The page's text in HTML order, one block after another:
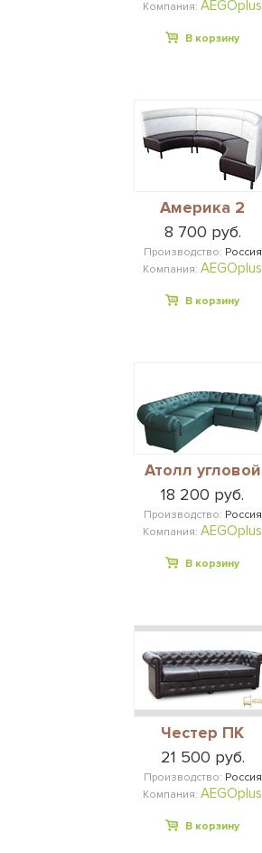
Компания: AEGOplus
В корзину
Америка 2
8 700 руб.
Производство: Россия
Компания: AEGOplus
В корзину
Атолл угловой
18 200 руб.
Производство: Россия
Компания: AEGOplus
В корзину
Честер ПК
21 500 руб.
Производство: Россия
Компания: AEGOplus
В корзину